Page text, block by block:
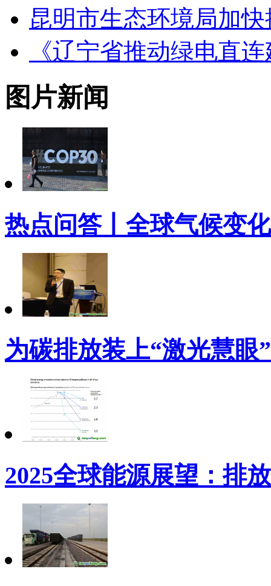
昆明市生态环境局加
《辽宁省推动绿电直
图片新闻
热点问答丨全球气候变
为碳排放装上“激光慧眼”
2025全球能源展望：排